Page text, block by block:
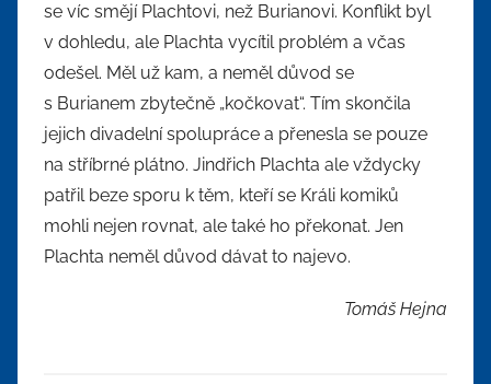
se víc smějí Plachtovi, než Burianovi. Konflikt byl
v dohledu, ale Plachta vycítil problém a včas
odešel. Měl už kam, a neměl důvod se
s Burianem zbytečně „kočkovat“. Tím skončila
jejich divadelní spolupráce a přenesla se pouze
na stříbrné plátno. Jindřich Plachta ale vždycky
patřil beze sporu k těm, kteří se Králi komiků
mohli nejen rovnat, ale také ho překonat. Jen
Plachta neměl důvod dávat to najevo.
Tomáš Hejna